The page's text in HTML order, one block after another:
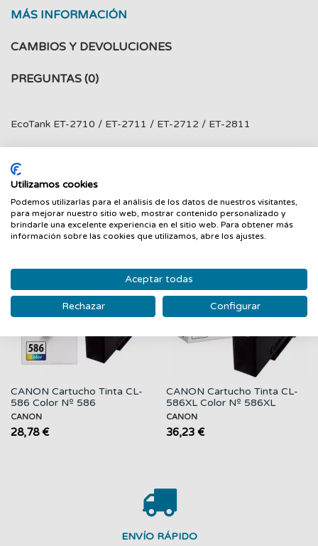
MÁS INFORMACIÓN
CAMBIOS Y DEVOLUCIONES
PREGUNTAS (0)
EcoTank ET-2710 / ET-2711 / ET-2712 / ET-2811
PRODUCTOS RELACIONADOS
‹ ›
CANON Cartucho Tinta CL-
586 Color Nº 586
CANON
28,78 €
CANON Cartucho Tinta CL-
586XL Color Nº 586XL
CANON
36,23 €
ENVÍO RÁPIDO
Utilizamos cookies
Podemos utilizarlas para el análisis de los datos de nuestros visitantes,
para mejorar nuestro sitio web, mostrar contenido personalizado y
brindarle una excelente experiencia en el sitio web. Para obtener más
información sobre las cookies que utilizamos, abre los ajustes.
Aceptar todas
Rechazar Configurar